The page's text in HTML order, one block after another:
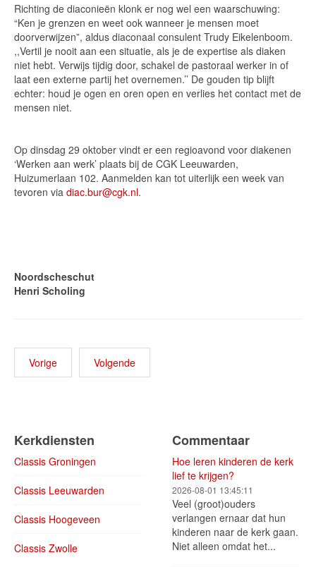
Richting de diaconieën klonk er nog wel een waarschuwing:
“Ken je grenzen en weet ook wanneer je mensen moet
doorverwijzen”, aldus diaconaal consulent Trudy Eikelenboom.
,,Vertil je nooit aan een situatie, als je de expertise als diaken
niet hebt. Verwijs tijdig door, schakel de pastoraal werker in of
laat een externe partij het overnemen.’’ De gouden tip blijft
echter: houd je ogen en oren open en verlies het contact met de
mensen niet.
Op dinsdag 29 oktober vindt er een regioavond voor diakenen
‘Werken aan werk’ plaats bij de CGK Leeuwarden,
Huizumerlaan 102. Aanmelden kan tot uiterlijk een week van
tevoren via diac.bur@cgk.nl.
Noordscheschut
Henri Scholing
Vorige Volgende
Kerkdiensten
Classis Groningen
Classis Leeuwarden
Classis Hoogeveen
Classis Zwolle
Commentaar
Hoe leren kinderen de kerk
lief te krijgen?
2026-08-01 13:45:11
Veel (groot)ouders
verlangen ernaar dat hun
kinderen naar de kerk gaan.
Niet alleen omdat het...